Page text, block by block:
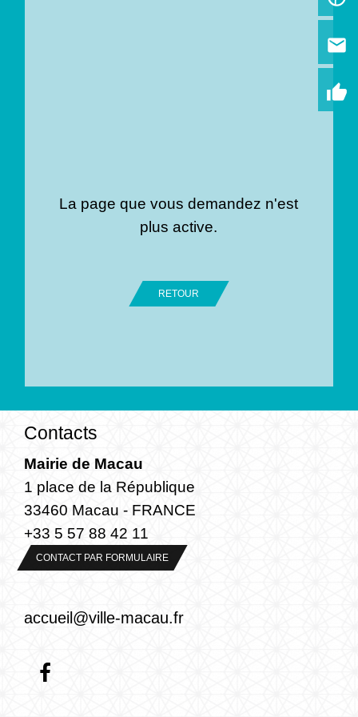
La page que vous demandez n'est
plus active.
RETOUR
email
thumb_up
Contacts
Mairie de Macau
1 place de la République
33460 Macau - FRANCE
+33 5 57 88 42 11
CONTACT PAR FORMULAIRE
accueil@ville-macau.fr